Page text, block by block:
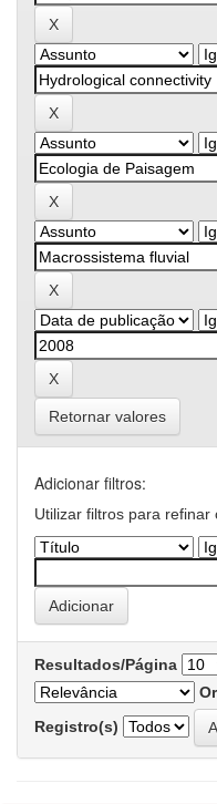
Retornar valores
Adicionar filtros:
Utilizar filtros para refinar
Resultados/Página
Registro(s)